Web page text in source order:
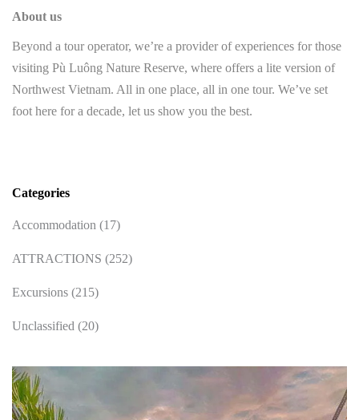
About us
Beyond a tour operator, we’re a provider of experiences for those
visiting Pù Luông Nature Reserve, where offers a lite version of
Northwest Vietnam. All in one place, all in one tour. We’ve set
foot here for a decade, let us show you the best.
Categories
Accommodation (17)
ATTRACTIONS (252)
Excursions (215)
Unclassified (20)